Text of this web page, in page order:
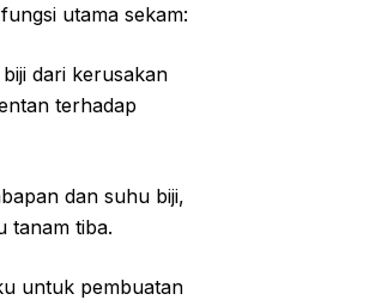
utama sekam:
dari kerusakan
terhadap
dan suhu biji,
tanam tiba.
untuk pembuatan